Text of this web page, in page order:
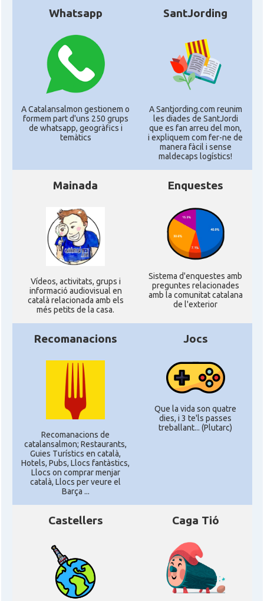
Whatsapp
A Catalansalmon gestionem o
formem part d'uns 250 grups
de whatsapp, geogràfics i
temàtics
SantJording
A Santjording.com reunim
les diades de SantJordi
que es fan arreu del mon,
i expliquem com fer-ne de
manera fàcil i sense
maldecaps logí­stics!
Mainada
Ví­deos, activitats, grups i
informació audiovisual en
català relacionada amb els
més petits de la casa.
Enquestes
Sistema d'enquestes amb
preguntes relacionades
amb la comunitat catalana
de l'exterior
Recomanacions
Recomanacions de
catalansalmon; Restaurants,
Guies Turístics en català,
Hotels, Pubs, Llocs fantàstics,
Llocs on comprar menjar
català, Llocs per veure el
Barça ...
Jocs
Que la vida son quatre
dies, i 3 te'ls passes
treballant... (Plutarc)
Castellers Caga Tió